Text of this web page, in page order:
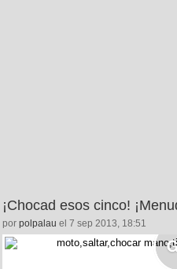
¡Chocad esos cinco!
por polpalau el 7 sep 2013, 18:51